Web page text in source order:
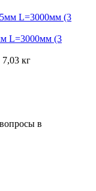
L=3000мм (3
кг
в